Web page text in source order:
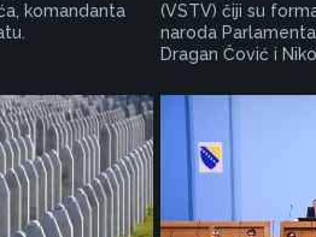
komandanta
(VSTV) čiji su
naroda
Dragan Čović i